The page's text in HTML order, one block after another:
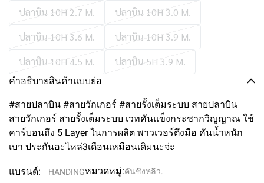
ปลาบิน 10H 2.7 M.
ปลาบิน 10H 3.0 M.
ปลาบิน 10H 3.6 M.
ปลาบิน 10H 3.9 M.
ปลาบิน 10H 4.5 M.
ปลาบิน 5H 3.9 M.
คำอธิบายสินค้าแบบย่อ
#สายปลาบิน #สายวักเกอร์ #สายรั้งเต็มระบบ สายปลาบิน
สายวักเกอร์ สายรั้งเต็มระบบ เวทคันแข็งกระชากวิญญาณ ใช้
คาร์บอนถึง 5 Layer ในการผลิต พาวเวอร์ตึงมือ คันน้ำหนัก
เบา ประกันอะไหล่3เดือนเหมือนเดิมนะจ่ะ
แบรนด์: HANDINGหมวดหมู่:คันชิงหลิว.